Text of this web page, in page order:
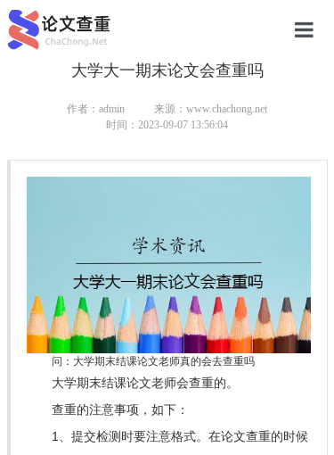
博士论文
大学大一期末论文会查重吗
作者：admin
来源：www.chachong.net
时间：2023-09-07 13:56:04
问：大学期末结课论文老师真的会去查重吗
大学期末结课论文老师会查重的。
查重的注意事项，如下：
1、提交检测时要注意格式。在论文查重的时候